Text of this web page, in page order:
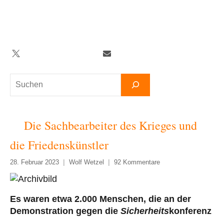
Suchen
Twitter TelegramNewsletter
Die Sachbearbeiter des Krieges und
die Friedenskünstler
28. Februar 2023 Wolf Wetzel 92 Kommentare
Es waren etwa 2.000 Menschen, die an der
Demonstration gegen die Sicherheitskonferenz